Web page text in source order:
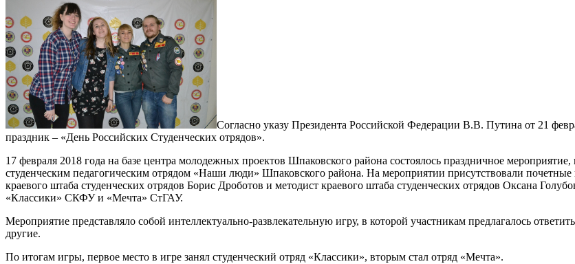
Согласно указу Президента Российской Федерации В.В. Путина от 21
праздник – «День Российских Студенческих отрядов».
17 февраля 2018 года на базе центра молодежных проектов Шпаковского района состоялось праздничное
студенческим педагогическим отрядом «Наши люди» Шпаковского района. На мероприятии присутствовали
краевого штаба студенческих отрядов Борис Дроботов и методист краевого штаба студенческих отрядов Оксана
«Классики» СКФУ и «Мечта» СтГАУ.
Мероприятие представляло собой интеллектуально-развлекательную игру, в которой участникам предлагалось
другие.
По итогам игры, первое место в игре занял студенческий отряд «Классики», вторым стал отряд «Мечта».